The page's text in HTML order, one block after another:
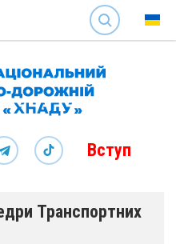
SEARCH
Вступ
Транспортних